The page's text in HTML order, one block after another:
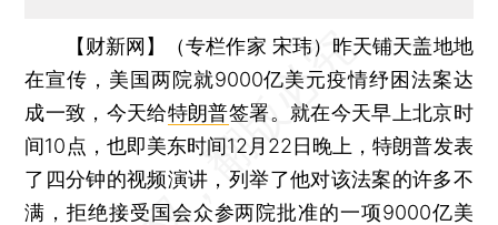
【财新网】（专栏作家 宋玮） 昨天铺天盖地地
在宣传，美国两院就9000亿美元疫情纾困法案达
成一致，今天给特朗普签署。就在今天早上北京时
间10点，也即美东时间12月22日晚上，特朗普发表
了四分钟的视频演讲，列举了他对该法案的许多不
满，拒绝接受国会众参两院批准的一项9000亿美